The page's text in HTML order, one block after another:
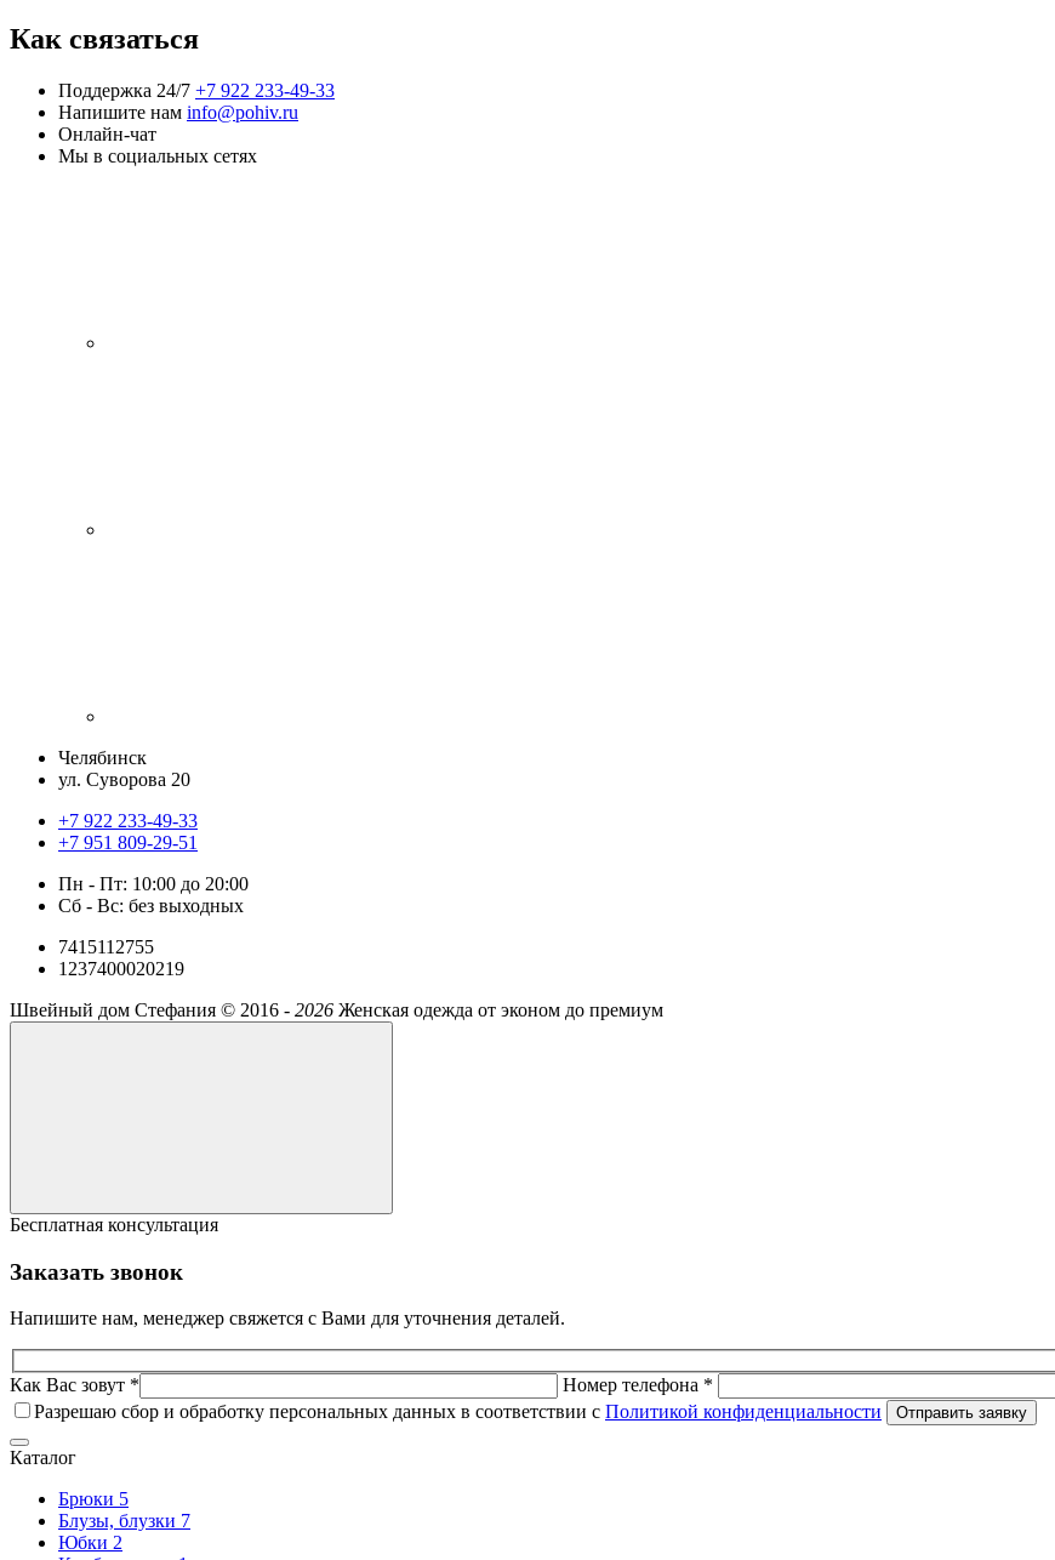
Как связаться
Поддержка 24/7 +7 922 233-49-33
Напишите нам info@pohiv.ru
Онлайн-чат
Мы в социальных сетях
Челябинск
ул. Суворова 20
+7 922 233-49-33
+7 951 809-29-51
Пн - Пт: 10:00 до 20:00
Сб - Вс: без выходных
7415112755
1237400020219
Швейный дом Стефания © 2016 - 2026 Женская одежда от эконом до премиум
Бесплатная консультация
Заказать звонок
Напишите нам, менеджер свяжется с Вами для уточнения деталей.
Как Вас зовут *
Номер телефона *
Разрешаю сбор и обработку персональных данных в соответствии с Политикой конфиденциальности Отправить заявку
Каталог
Брюки 5
Блузы, блузки 7
Юбки 2